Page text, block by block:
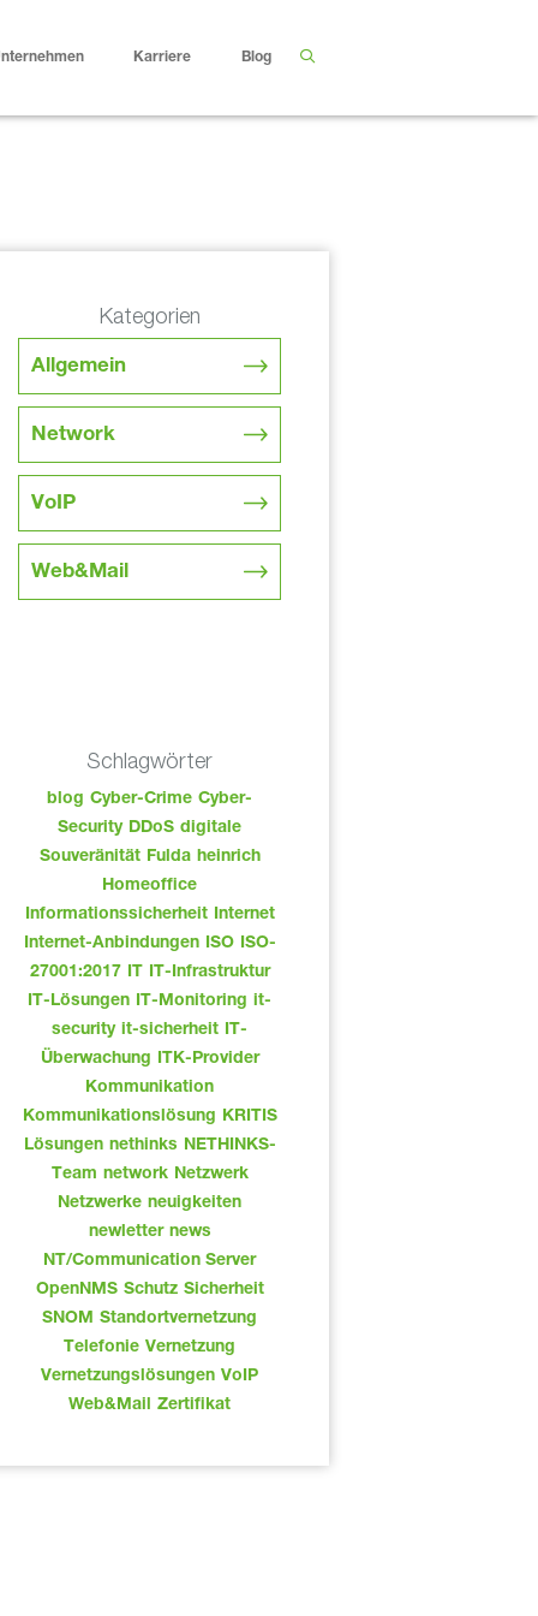
Karriere Blog
Kategorien
Allgemein
Network
VoIP
Web&Mail
Schlagwörter
blog Cyber-Crime Cyber-
Security DDoS digitale
Souveränität Fulda heinrich
Homeoffice
Informationssicherheit Internet
Internet-Anbindungen ISO ISO-
27001:2017 IT
IT-Infrastruktur
IT-Lösungen IT-Monitoring
it-
security it-sicherheit IT-
Überwachung
ITK-Provider
Kommunikation
Kommunikationslösung
KRITIS
Lösungen nethinks NETHINKS-
Team network Netzwerk
Netzwerke neuigkeiten
newletter news
NT/Communication Server
OpenNMS Schutz Sicherheit
SNOM Standortvernetzung
Telefonie Vernetzung
Vernetzungslösungen VoIP
Web&Mail Zertifikat